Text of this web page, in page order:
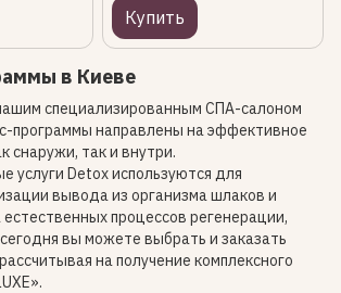
Купить
в Киеве
специализированным СПА-салоном
программы направлены на эффективное
снаружи, так и внутри.
услуги Detox используются для
вывода из организма шлаков и
естественных процессов регенерации,
вы можете выбрать и заказать
на получение комплексного